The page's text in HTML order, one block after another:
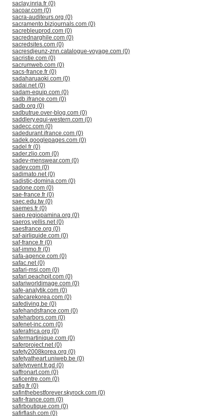
saclay.inria.fr (0)
sacoar.com (0)
sacra-auditeurs.org (0)
sacramento.bizjournals.com (0)
sacrebleuprod.com (0)
sacrednarghile.com (0)
sacredsites.com (0)
sacresdjeunz-znn.catalogue-voyage.com (0)
sacristie.com (0)
sacrumweb.com (0)
sacs-france.fr (0)
sadaharuaoki.com (0)
sadai.net (0)
sadam-equip.com (0)
sadb.ifrance.com (0)
sadb.org (0)
sadbutrue.over-blog.com (0)
saddlery.equi-western.com (0)
sadecc.com (0)
sadedurant.ifrance.com (0)
sadek.googlepages.com (0)
sadel.fr (0)
sader.zlio.com (0)
sadev-menswear.com (0)
sadev.com (0)
sadimato.net (0)
sadistic-domina.com (0)
sadone.com (0)
sae-france.fr (0)
saec.edu.tw (0)
saemes.fr (0)
saep.regiopamina.org (0)
saeros.yellis.net (0)
saesfrance.org (0)
saf-airliquide.com (0)
saf-france.fr (0)
saf-immo.fr (0)
safa-agence.com (0)
safac.net (0)
safari-msi.com (0)
safari.peachpit.com (0)
safariworldimage.com (0)
safe-analytik.com (0)
safecarekorea.com (0)
safediving.be (0)
safehandsfrance.com (0)
safeharbors.com (0)
safenet-inc.com (0)
saferafrica.org (0)
safermartinique.com (0)
saferproject.net (0)
safety2008korea.org (0)
safetyatheart.uniweb.be (0)
safetynvent.fr.gd (0)
saffronart.com (0)
saficentre.com (0)
safig.fr (0)
safinthebestforever.skyrock.com (0)
safir-france.com (0)
safirboutique.com (0)
safirflash.com (0)